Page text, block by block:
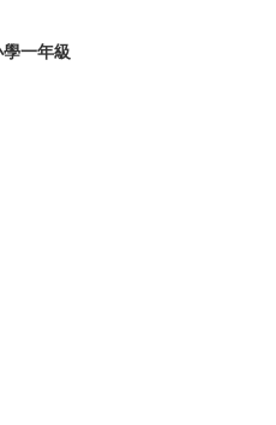
學一年級